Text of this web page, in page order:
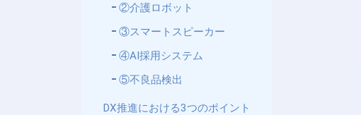
②介護ロボット
③スマートスピーカー
④AI採用システム
⑤不良品検出
DX推進における3つのポイント